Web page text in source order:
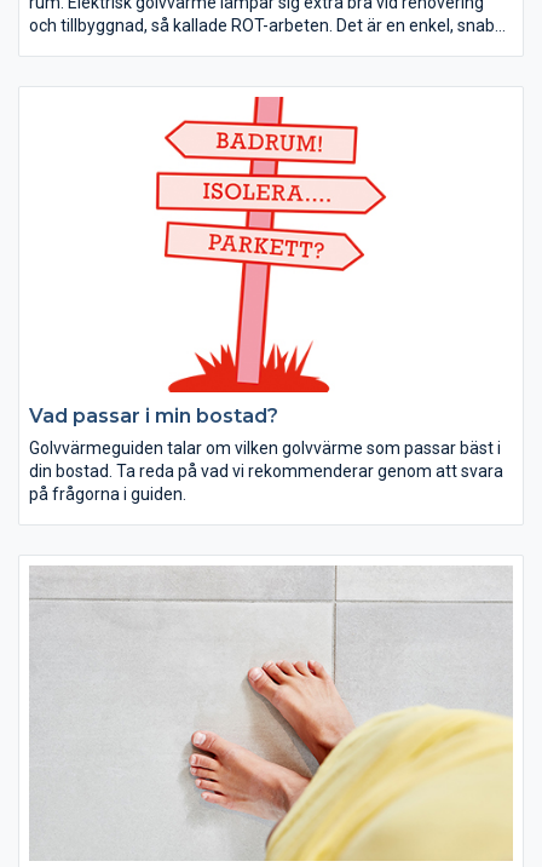
och tillbyggnad, så kallade ROT-arbeten. Det är en enkel, snabb,
Vad passar i min bostad?
Golvvärmeguiden talar om vilken golvvärme som passar bäst i
din bostad. Ta reda på vad vi rekommenderar genom att svara
på frågorna i guiden.